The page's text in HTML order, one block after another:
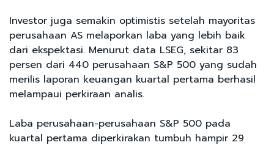
Investor juga semakin optimistis setelah mayoritas
perusahaan AS melaporkan laba yang lebih baik
dari ekspektasi. Menurut data LSEG, sekitar 83
persen dari 440 perusahaan S&P 500 yang sudah
merilis laporan keuangan kuartal pertama berhasil
melampaui perkiraan analis.
Laba perusahaan-perusahaan S&P 500 pada
kuartal pertama diperkirakan tumbuh hampir 29